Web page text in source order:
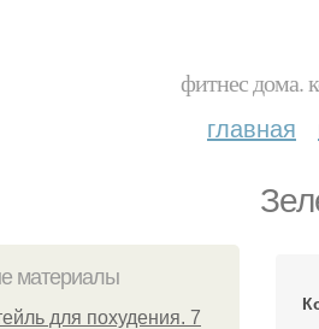
фитнес дома.
главная
материалы
для похудения. 7